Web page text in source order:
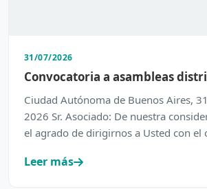
31/07/2026
Convocatoria a asambleas
Ciudad Autónoma de Buenos Aires,
2026 Sr. Asociado: De nuestra
el agrado de dirigirnos a Usted con el
Leer más